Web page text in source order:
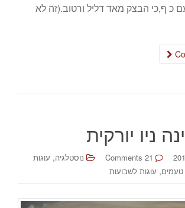
כ ף,כי הבצק מאד דליל ורטוב.(זה לא
ניו יורקית
21 Comments נוסטלגיה, עוגות
טעמים, עוגות לשבועות